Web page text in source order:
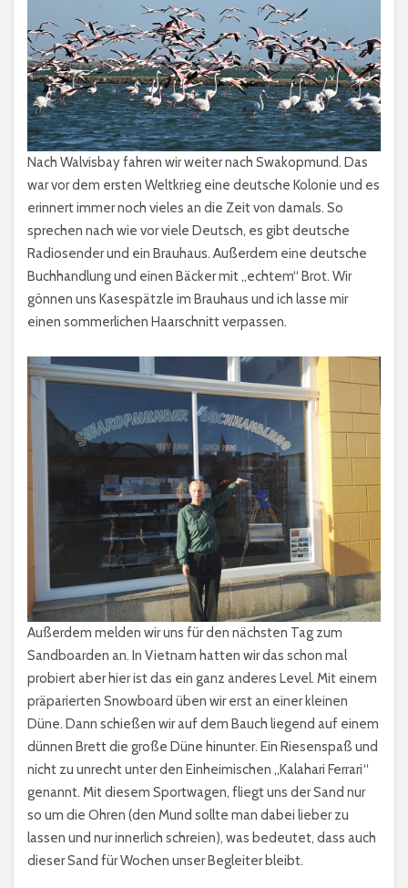
Nach Walvisbay fahren wir weiter nach Swakopmund. Das
war vor dem ersten Weltkrieg eine deutsche Kolonie und es
erinnert immer noch vieles an die Zeit von damals. So
sprechen nach wie vor viele Deutsch, es gibt deutsche
Radiosender und ein Brauhaus. Außerdem eine deutsche
Buchhandlung und einen Bäcker mit „echtem“ Brot. Wir
gönnen uns Kasespätzle im Brauhaus und ich lasse mir
einen sommerlichen Haarschnitt verpassen.
Außerdem melden wir uns für den nächsten Tag zum
Sandboarden an. In Vietnam hatten wir das schon mal
probiert aber hier ist das ein ganz anderes Level. Mit einem
präparierten Snowboard üben wir erst an einer kleinen
Düne. Dann schießen wir auf dem Bauch liegend auf einem
dünnen Brett die große Düne hinunter. Ein Riesenspaß und
nicht zu unrecht unter den Einheimischen „Kalahari Ferrari“
genannt. Mit diesem Sportwagen, fliegt uns der Sand nur
so um die Ohren (den Mund sollte man dabei lieber zu
lassen und nur innerlich schreien), was bedeutet, dass auch
dieser Sand für Wochen unser Begleiter bleibt.